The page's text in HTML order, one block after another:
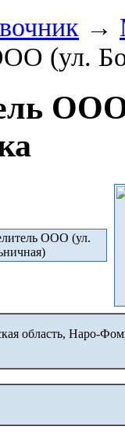
→
(ул.
область, Наро-